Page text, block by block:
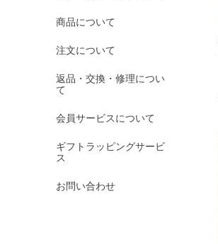
商品について
注文について
返品・交換・修理につい
て
会員サービスについて
ギフトラッピングサービ
ス
お問い合わせ